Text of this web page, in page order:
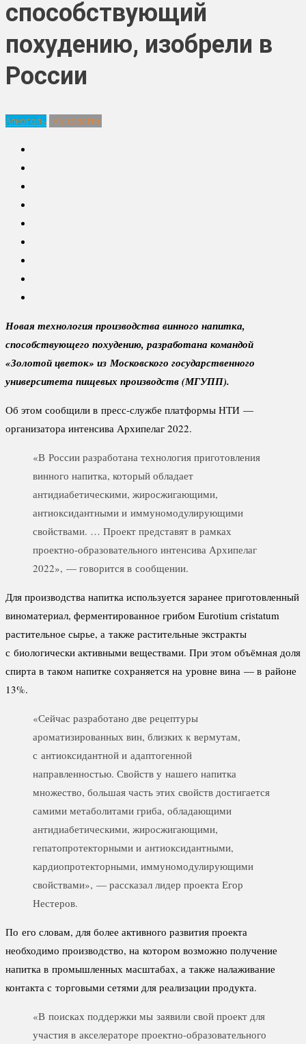
способствующий
похудению, изобрели в
России
Алкоголь Технологии
Новая технология производства винного напитка,
способствующего похудению, разработана командой
«Золотой цветок» из Московского государственного
университета пищевых производств (МГУПП).
Об этом сообщили в пресс-службе платформы НТИ —
организатора интенсива Архипелаг 2022.
«В России разработана технология приготовления
винного напитка, который обладает
антидиабетическими, жиросжигающими,
антиоксидантными и иммуномодулирующими
свойствами. … Проект представят в рамках
проектно-образовательного интенсива Архипелаг
2022», — говорится в сообщении.
Для производства напитка используется заранее приготовленный
виноматериал, ферментированное грибом Eurotium cristatum
растительное сырье, а также растительные экстракты
с биологически активными веществами. При этом объёмная доля
спирта в таком напитке сохраняется на уровне вина — в районе
13%.
«Сейчас разработано две рецептуры
ароматизированных вин, близких к вермутам,
с антиоксидантной и адаптогенной
направленностью. Свойств у нашего напитка
множество, большая часть этих свойств достигается
самими метаболитами гриба, обладающими
антидиабетическими, жиросжигающими,
гепатопротекторными и антиоксидантными,
кардиопротекторными, иммуномодулирующими
свойствами», — рассказал лидер проекта Егор
Нестеров.
По его словам, для более активного развития проекта
необходимо производство, на котором возможно получение
напитка в промышленных масштабах, а также налаживание
контакта с торговыми сетями для реализации продукта.
«В поисках поддержки мы заявили свой проект для
участия в акселераторе проектно-образовательного